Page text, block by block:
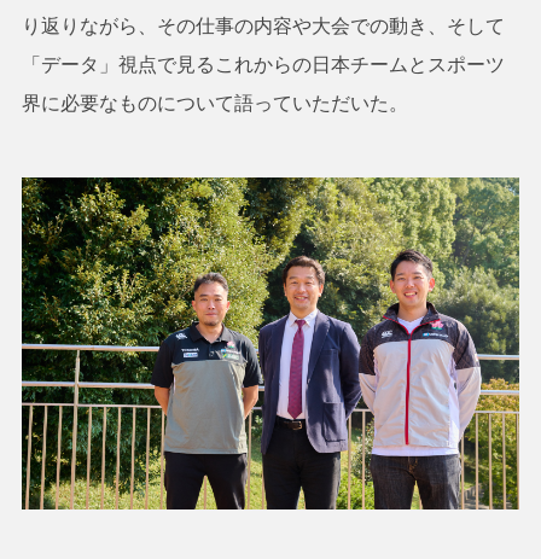
り返りながら、その仕事の内容や大会での動き、そして
「データ」視点で見るこれからの日本チームとスポーツ
界に必要なものについて語っていただいた。